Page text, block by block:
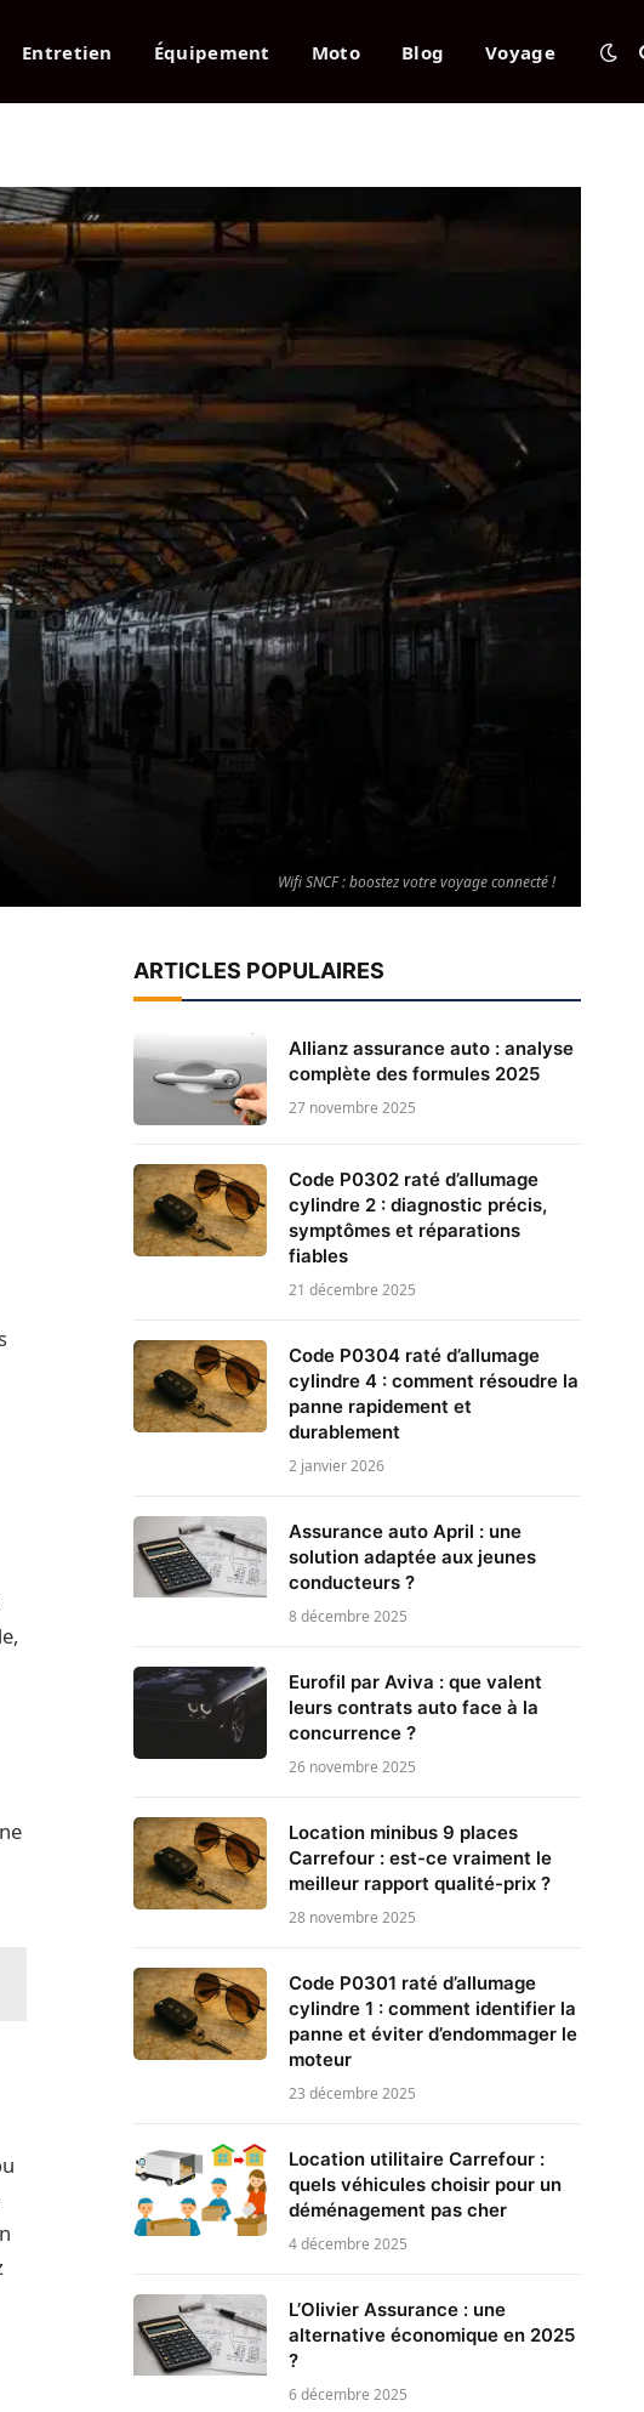
Entretien Équipement Moto Blog Voyage
Wifi SNCF : boostez votre voyage connecté !
ARTICLES POPULAIRES
Allianz assurance auto : analyse
complète des formules 2025
27 novembre 2025
Code P0302 raté d’allumage
cylindre 2 : diagnostic précis,
symptômes et réparations
fiables
21 décembre 2025
Code P0304 raté d’allumage
cylindre 4 : comment résoudre la
panne rapidement et
durablement
2 janvier 2026
Assurance auto April : une
solution adaptée aux jeunes
conducteurs ?
8 décembre 2025
Eurofil par Aviva : que valent
leurs contrats auto face à la
concurrence ?
26 novembre 2025
Location minibus 9 places
Carrefour : est-ce vraiment le
meilleur rapport qualité-prix ?
28 novembre 2025
Code P0301 raté d’allumage
cylindre 1 : comment identifier la
panne et éviter d’endommager le
moteur
23 décembre 2025
Location utilitaire Carrefour :
quels véhicules choisir pour un
déménagement pas cher
4 décembre 2025
L’Olivier Assurance : une
alternative économique en 2025
?
6 décembre 2025